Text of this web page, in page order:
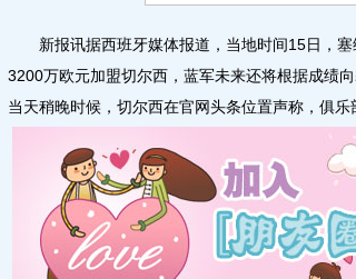
新报讯据西班牙媒体报道，当地时间15日，塞
3200万欧元加盟切尔西，蓝军未来还将根据成绩
当天稍晚时候，切尔西在官网头条位置声称，俱